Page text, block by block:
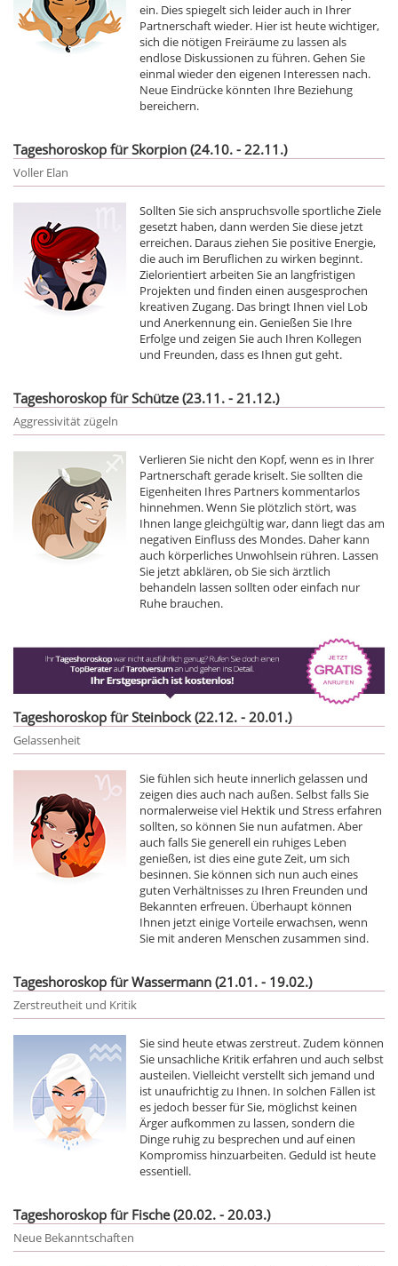
ein. Dies spiegelt sich leider auch in Ihrer
Partnerschaft wieder. Hier ist heute wichtiger,
sich die nötigen Freiräume zu lassen als
endlose Diskussionen zu führen. Gehen Sie
einmal wieder den eigenen Interessen nach.
Neue Eindrücke könnten Ihre Beziehung
bereichern.
Tageshoroskop für Skorpion (24.10. - 22.11.)
Voller Elan
Sollten Sie sich anspruchsvolle sportliche Ziele
gesetzt haben, dann werden Sie diese jetzt
erreichen. Daraus ziehen Sie positive Energie,
die auch im Beruflichen zu wirken beginnt.
Zielorientiert arbeiten Sie an langfristigen
Projekten und finden einen ausgesprochen
kreativen Zugang. Das bringt Ihnen viel Lob
und Anerkennung ein. Genießen Sie Ihre
Erfolge und zeigen Sie auch Ihren Kollegen
und Freunden, dass es Ihnen gut geht.
Tageshoroskop für Schütze (23.11. - 21.12.)
Aggressivität zügeln
Verlieren Sie nicht den Kopf, wenn es in Ihrer
Partnerschaft gerade kriselt. Sie sollten die
Eigenheiten Ihres Partners kommentarlos
hinnehmen. Wenn Sie plötzlich stört, was
Ihnen lange gleichgültig war, dann liegt das am
negativen Einfluss des Mondes. Daher kann
auch körperliches Unwohlsein rühren. Lassen
Sie jetzt abklären, ob Sie sich ärztlich
behandeln lassen sollten oder einfach nur
Ruhe brauchen.
Tageshoroskop für Steinbock (22.12. - 20.01.)
Gelassenheit
Sie fühlen sich heute innerlich gelassen und
zeigen dies auch nach außen. Selbst falls Sie
normalerweise viel Hektik und Stress erfahren
sollten, so können Sie nun aufatmen. Aber
auch falls Sie generell ein ruhiges Leben
genießen, ist dies eine gute Zeit, um sich
besinnen. Sie können sich nun auch eines
guten Verhältnisses zu Ihren Freunden und
Bekannten erfreuen. Überhaupt können
Ihnen jetzt einige Vorteile erwachsen, wenn
Sie mit anderen Menschen zusammen sind.
Tageshoroskop für Wassermann (21.01. - 19.02.)
Zerstreutheit und Kritik
Sie sind heute etwas zerstreut. Zudem können
Sie unsachliche Kritik erfahren und auch selbst
austeilen. Vielleicht verstellt sich jemand und
ist unaufrichtig zu Ihnen. In solchen Fällen ist
es jedoch besser für Sie, möglichst keinen
Ärger aufkommen zu lassen, sondern die
Dinge ruhig zu besprechen und auf einen
Kompromiss hinzuarbeiten. Geduld ist heute
essentiell.
Tageshoroskop für Fische (20.02. - 20.03.)
Neue Bekanntschaften